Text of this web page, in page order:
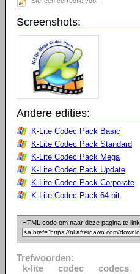
Screenshots:
Andere edities:
K-Lite Codec Pack Basic
K-Lite Codec Pack Standard
K-Lite Codec Pack Mega
K-Lite Codec Pack Update
K-Lite Codec Pack Corporate
K-Lite Codec Pack 64-bit
HTML code om naar deze pagina te
Trefwoorden:
k-lite
codec codecs